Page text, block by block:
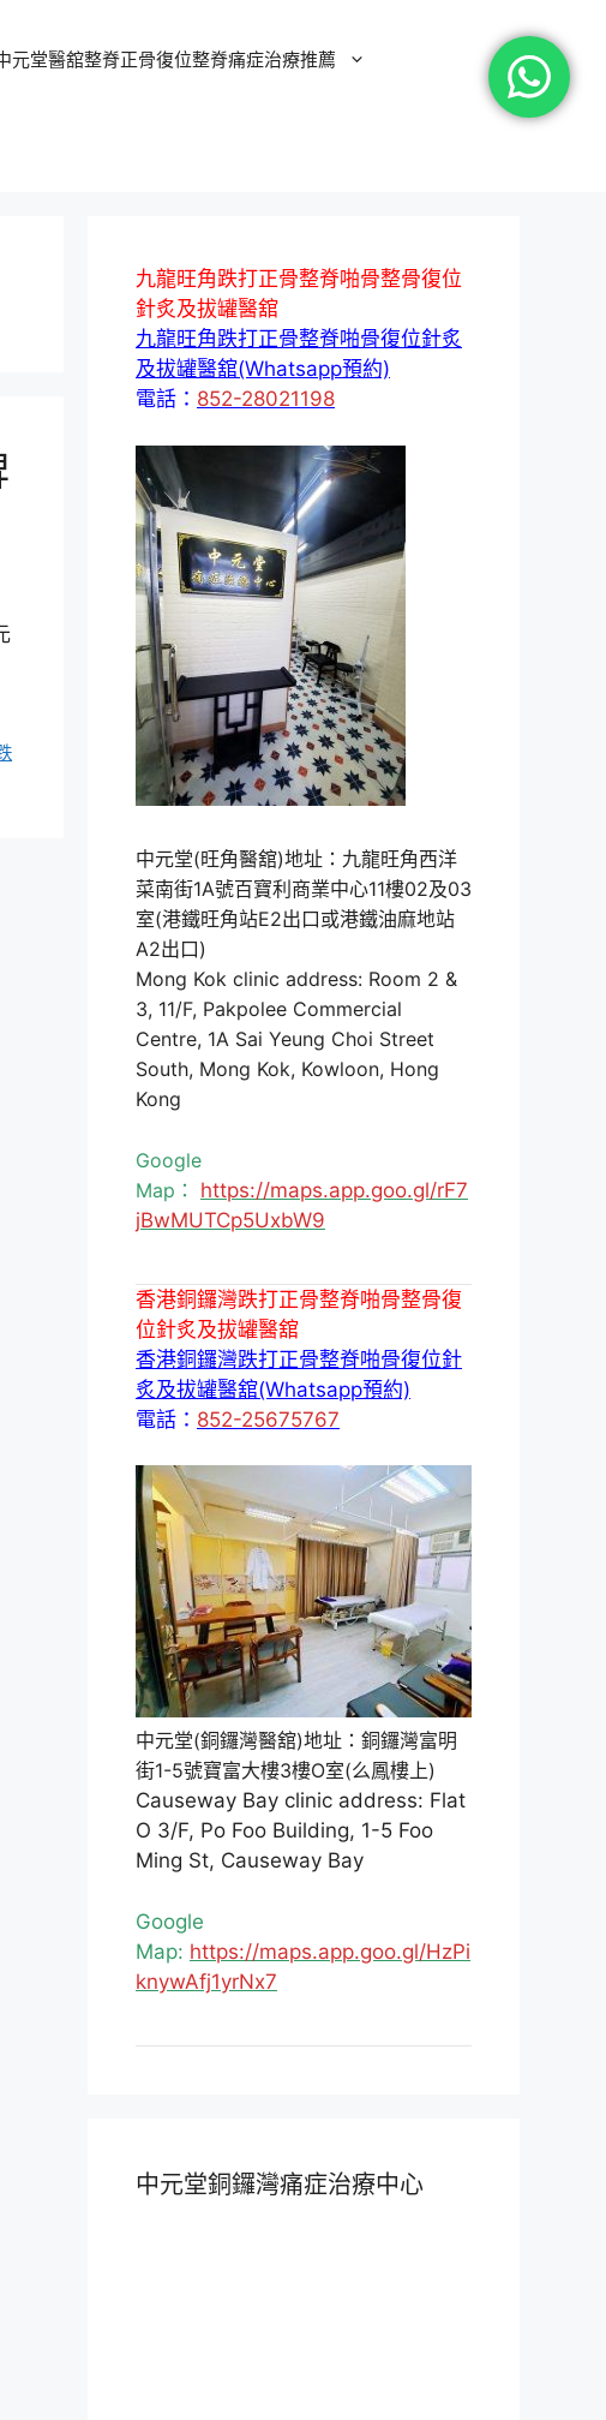
元堂醫舘整脊正骨復位整脊痛症治療推薦
九龍旺角跌打正骨整脊啪骨整骨復位
針炙及拔罐醫舘
九龍旺角跌打正骨整脊啪骨復位針炙
及拔罐醫舘(Whatsapp預約)
電話： 852-28021198
中元堂(旺角醫舘)地址：九龍旺角西洋
菜南街1A號百寶利商業中心11樓02及03
室(港鐵旺角站E2出口或港鐵油麻地站
A2出口)
Mong Kok clinic address: Room 2 &
3, 11/F, Pakpolee Commercial
Centre, 1A Sai Yeung Choi Street
South, Mong Kok, Kowloon, Hong
Kong
Google
Map： https://maps.app.goo.gl/rF7
jBwMUTCp5UxbW9
香港銅鑼灣跌打正骨整脊啪骨整骨復
位針炙及拔罐醫舘
香港銅鑼灣跌打正骨整脊啪骨復位針
炙及拔罐醫舘(Whatsapp預約)
電話： 852-25675767
中元堂(銅鑼灣醫舘)地址：銅鑼灣富明
街1-5號寶富大樓3樓O室(么鳳樓上)
Causeway Bay clinic address: Flat
O 3/F, Po Foo Building, 1-5 Foo
Ming St, Causeway Bay
Google
Map: https://maps.app.goo.gl/HzPi
knywAfj1yrNx7
中元堂銅鑼灣痛症治療中心